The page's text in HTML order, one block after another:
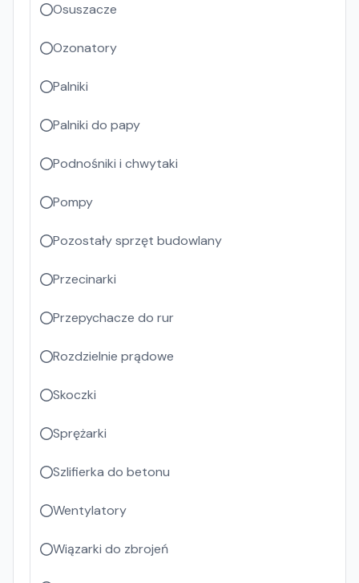
Osuszacze
Ozonatory
Palniki
Palniki do papy
Podnośniki i chwytaki
Pompy
Pozostały sprzęt budowlany
Przecinarki
Przepychacze do rur
Rozdzielnie prądowe
Skoczki
Sprężarki
Szlifierka do betonu
Wentylatory
Wiązarki do zbrojeń